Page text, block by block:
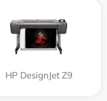
HP DesignJet Z9